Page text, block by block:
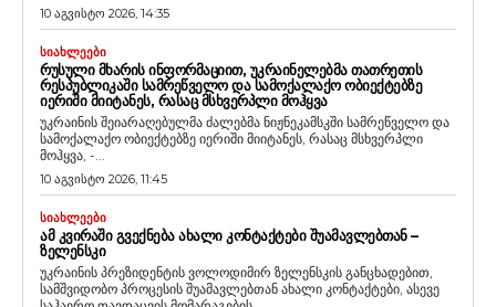
10 აგვისტო 2026, 14:35
ᲡᲘᲐᲮᲚᲔᲔᲑᲘ
ᲠᲣᲡᲣᲚᲘ ᲛᲮᲐᲠᲘᲡ ᲘᲜᲤᲝᲠᲛᲐᲪᲘᲘᲗ, ᲣᲙᲠᲐᲘᲜᲔᲚᲔᲑᲛᲐ ᲗᲐᲗᲠᲔᲗᲘᲡ
ᲠᲔᲡᲞᲣᲑᲚᲘᲙᲐᲨᲘ ᲡᲐᲛᲠᲔᲬᲕᲔᲚᲝ ᲓᲐ ᲡᲐᲛᲝᲥᲐᲚᲐᲥᲝ ᲝᲑᲘᲔᲥᲢᲔᲑᲖᲔ
ᲘᲔᲠᲘᲨᲘ ᲛᲘᲘᲢᲐᲜᲔᲡ, ᲠᲐᲡᲐᲪ ᲛᲡᲮᲕᲔᲠᲞᲚᲘ ᲛᲝᲰᲧᲕᲐ
უკრაინის შეიარაღებულმა ძალებმა ნიჟნეკამსკში სამრეწველო და
სამოქალაქო ობიექტებზე იერიში მიიტანეს, რასაც მსხვერპლი
მოჰყვა, -...
10 აგვისტო 2026, 11:45
ᲡᲘᲐᲮᲚᲔᲔᲑᲘ
ᲐᲛ ᲙᲕᲘᲠᲐᲨᲘ ᲒᲕᲔᲥᲜᲔᲑᲐ ᲐᲮᲐᲚᲘ ᲙᲝᲜᲢᲐᲥᲢᲔᲑᲘ ᲨᲣᲐᲛᲐᲕᲚᲔᲑᲗᲐᲜ –
ᲖᲔᲚᲔᲜᲡᲙᲘ
უკრაინის პრეზიდენტის ვოლოდიმირ ზელენსკის განცხადებით,
სამშვიდობო პროცესის შუამავლებთან ახალი კონტაქტები, ასევე